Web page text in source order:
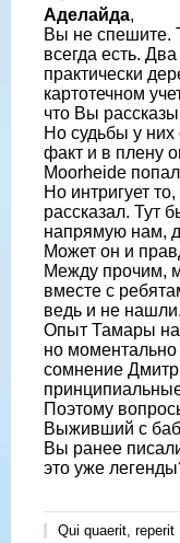
Аделайда,
Вы не спешите.
всегда есть.
практически
картотечном
что Вы
Но судьбы у
факт и в плену
Moorheide
Но интригует
рассказал. Тут
напрямую нам,
Может он и
Между прочим,
вместе с
ведь и не нашли.
Опыт Тамары
но
сомнение
Поэтому
Выживший с
Вы ранее
это уже
Qui quaerit, reperit